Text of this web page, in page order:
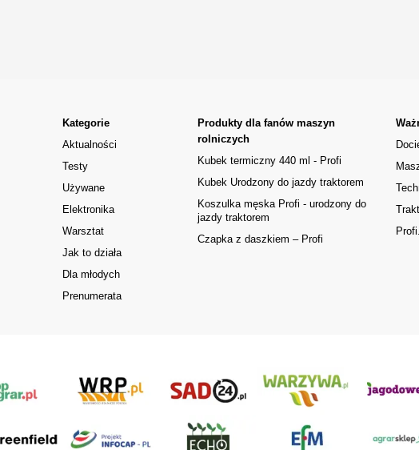
Kategorie
Aktualności
Testy
Używane
Elektronika
Warsztat
Jak to działa
Dla młodych
Prenumerata
Produkty dla fanów maszyn
rolniczych
Kubek termiczny 440 ml - Profi
Kubek Urodzony do jazdy traktorem
Koszulka męska Profi - urodzony do
jazdy traktorem
Czapka z daszkiem – Profi